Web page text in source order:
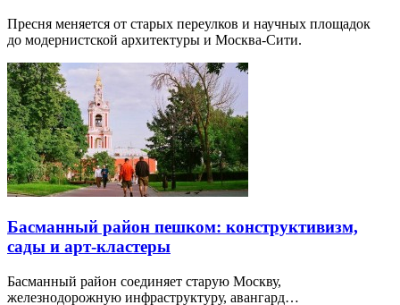
Пресня меняется от старых переулков и научных площадок
до модернистской архитектуры и Москва-Сити.
Басманный район пешком: конструктивизм,
сады и арт-кластеры
Басманный район соединяет старую Москву,
железнодорожную инфраструктуру, авангард…